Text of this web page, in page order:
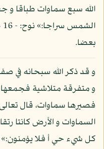
الله سبع سماوات طباقا و
بعضا.
و قد ذكر الله سبحانه في
و متفرقة متلاشية فجمعها
فصيرها سماوات، قال
السماوات و الأرض كانتا